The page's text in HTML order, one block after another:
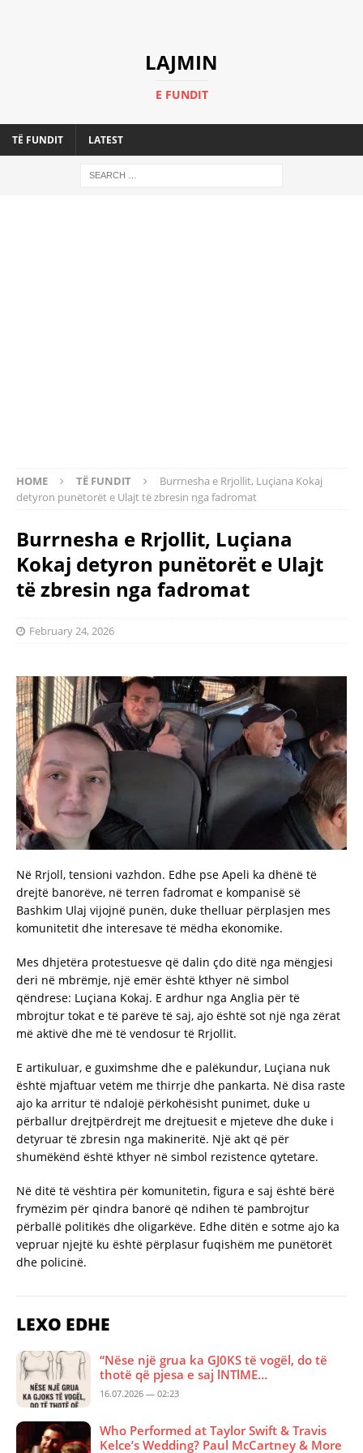
LAJMIN
E FUNDIT
TË FUNDIT LATEST
HOME TË FUNDIT
Burrnesha e Rrjollit, Luçiana Kokaj
detyron punëtorët e Ulajt të zbresin nga fadromat
Burrnesha e Rrjollit, Luçiana
Kokaj detyron punëtorët e Ulajt
të zbresin nga fadromat
February 24, 2026
Në Rrjoll, tensioni vazhdon. Edhe pse Apeli ka dhënë të
drejtë banorëve, në terren fadromat e kompanisë së
Bashkim Ulaj vijojnë punën, duke thelluar përplasjen mes
komunitetit dhe interesave të mëdha ekonomike.
Mes dhjetëra protestuesve që dalin çdo ditë nga mëngjesi
deri në mbrëmje, një emër është kthyer në simbol
qëndrese: Luçiana Kokaj. E ardhur nga Anglia për të
mbrojtur tokat e të parëve të saj, ajo është sot një nga zërat
më aktivë dhe më të vendosur të Rrjollit.
E artikuluar, e guximshme dhe e palëkundur, Luçiana nuk
është mjaftuar vetëm me thirrje dhe pankarta. Në disa raste
ajo ka arritur të ndalojë përkohësisht punimet, duke u
përballur drejtpërdrejt me drejtuesit e mjeteve dhe duke i
detyruar të zbresin nga makineritë. Një akt që për
shumëkënd është kthyer në simbol rezistence qytetare.
Në ditë të vështira për komunitetin, figura e saj është bërë
frymëzim për qindra banorë që ndihen të pambrojtur
përballë politikës dhe oligarkëve. Edhe ditën e sotme ajo ka
vepruar njejtë ku është përplasur fuqishëm me punëtorët
dhe policinë.
LEXO EDHE
“Nëse një grua ka GJ0KS të vogël, do të
thotë që pjesa e saj lNTlME…
16.07.2026 — 02:23
Who Performed at Taylor Swift & Travis
Kelce’s Wedding? Paul McCartney & More